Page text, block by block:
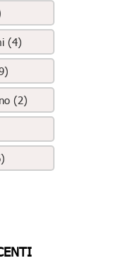
(4)
(2)